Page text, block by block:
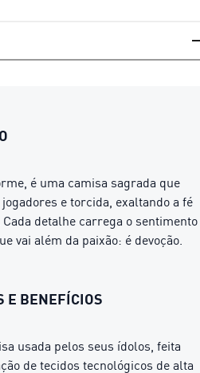
é uma camisa sagrada que
e torcida, exaltando a fé
detalhe carrega o sentimento
vai além da paixão: é devoção.
E BENEFÍCIOS
usada pelos seus ídolos, feita
de tecidos tecnológicos de alta